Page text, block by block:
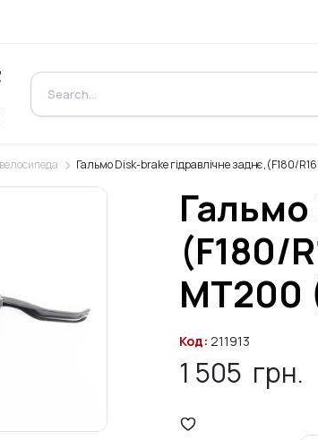
Гальмо Disk-brake гідравлічне заднє,(F180/
Гальмо
(F180/
MT200
Код: 211913
1 505 грн.